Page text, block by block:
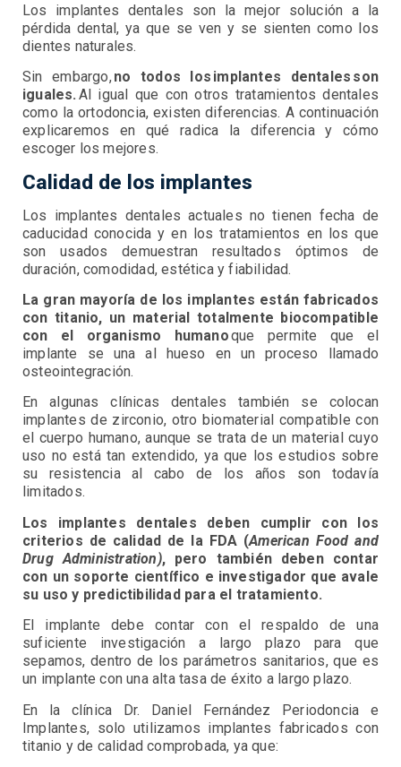
Los implantes dentales son la mejor solución a la
pérdida dental, ya que se ven y se sienten como los
dientes naturales.
Sin embargo,no todos los implantes dentales son
iguales. Al igual que con otros tratamientos dentales
como la ortodoncia, existen diferencias. A continuación
explicaremos en qué radica la diferencia y cómo
escoger los mejores.
Calidad de los implantes
Los implantes dentales actuales no tienen fecha de
caducidad conocida y en los tratamientos en los que
son usados demuestran resultados óptimos de
duración, comodidad, estética y fiabilidad.
La gran mayoría de los implantes están fabricados
con titanio, un material totalmente biocompatible
con el organismo humanoque permite que el
implante se una al hueso en un proceso llamado
osteointegración.
En algunas clínicas dentales también se colocan
implantes de zirconio, otro biomaterial compatible con
el cuerpo humano, aunque se trata de un material cuyo
uso no está tan extendido, ya que los estudios sobre
su resistencia al cabo de los años son todavía
limitados.
Los implantes dentales deben cumplir con los
criterios de calidad de la FDA (American Food and
Drug Administration), pero también deben contar
con un soporte científico e investigador que avale
su uso y predictibilidad para el tratamiento.
El implante debe contar con el respaldo de una
suficiente investigación a largo plazo para que
sepamos, dentro de los parámetros sanitarios, que es
un implante con una alta tasa de éxito a largo plazo.
En la clínica Dr. Daniel Fernández Periodoncia e
Implantes, solo utilizamos implantes fabricados con
titanio y de calidad comprobada, ya que: